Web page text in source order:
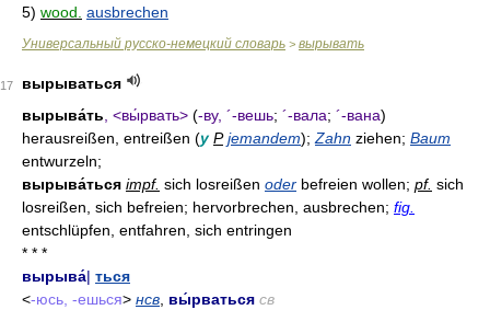
5) wood. ausbrechen
Универсальный русско-немецкий словарь > вырывать
17
вырываться
вырыва́ть, <вы́рвать> (-ву, ´-вешь; ´-вала; ´-вана)
herausreißen, entreißen (у Р jemandem);Zahn ziehen; Baum
entwurzeln;
вырыва́ться impf. sich losreißen oder befreien wollen; pf. sich
losreißen, sich befreien; hervorbrechen, ausbrechen; fig.
entschlüpfen, entfahren, sich entringen
* * *
вырыва́| ться
<-юсь, -ешься> нсв, вы́рваться св